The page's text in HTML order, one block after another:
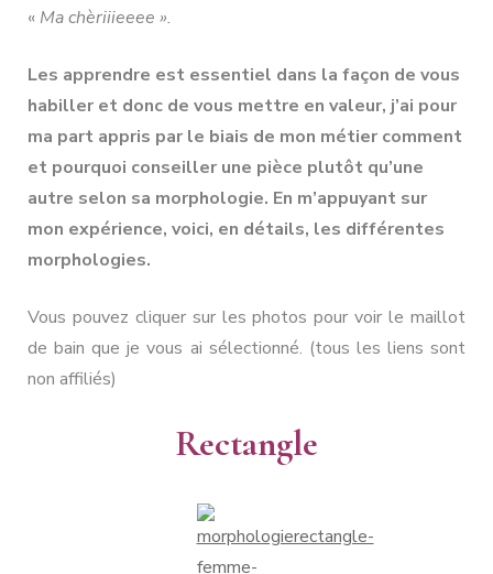
« Ma chèriiieeee ».
Les apprendre est essentiel dans la façon de vous
habiller et donc de vous mettre en valeur, j’ai pour
ma part appris par le biais de mon métier comment
et pourquoi conseiller une pièce plutôt qu’une
autre selon sa morphologie. En m’appuyant sur
mon expérience, voici, en détails, les différentes
morphologies.
Vous pouvez cliquer sur les photos pour voir le maillot
de bain que je vous ai sélectionné. (tous les liens sont
non affiliés)
Rectangle